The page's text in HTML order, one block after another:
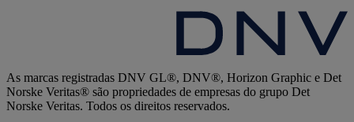
As marcas registradas DNV GL®, DNV®, Horizon Graphic e Det
Norske Veritas® são propriedades de empresas do grupo Det
Norske Veritas. Todos os direitos reservados.